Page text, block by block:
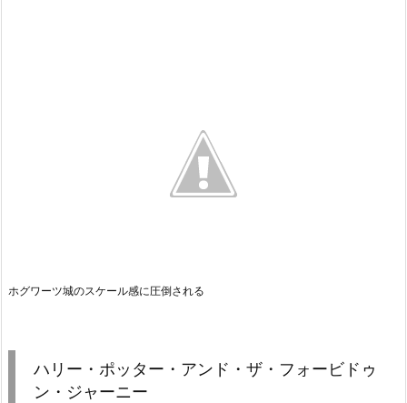
ホグワーツ城のスケール感に圧倒される
ハリー・ポッター・アンド・ザ・フォービドゥ
ン・ジャーニー